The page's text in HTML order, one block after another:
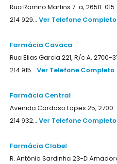
Rua Ramiro Martins 7-a, 2650-015
214 929... Ver Telefone Completo
Farmácia Cavaca
Rua Elias Garcia 221, R/c A, 2700-
214 915... Ver Telefone Completo
Farmácia Central
Avenida Cardoso Lopes 25, 2700-
214 932... Ver Telefone Completo
Farmácia Clabel
R. António Sardinha 23-D